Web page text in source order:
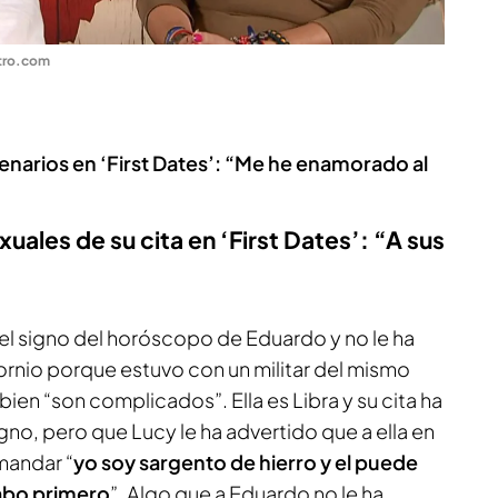
en ‘First Dates’: “Me he enamorado al
de su cita en ‘First Dates’: “A sus
signo del horóscopo de Eduardo y no le ha
porque estuvo con un militar del mismo
“son complicados”. Ella es Libra y su cita ha
pero que Lucy le ha advertido que a ella en
“yo soy sargento de hierro y el puede
primero”. Algo que a Eduardo no le ha